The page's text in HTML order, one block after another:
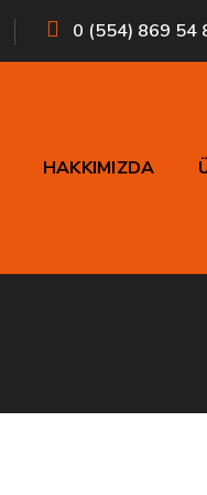
0 (554) 869 54
HAKKIMIZDA